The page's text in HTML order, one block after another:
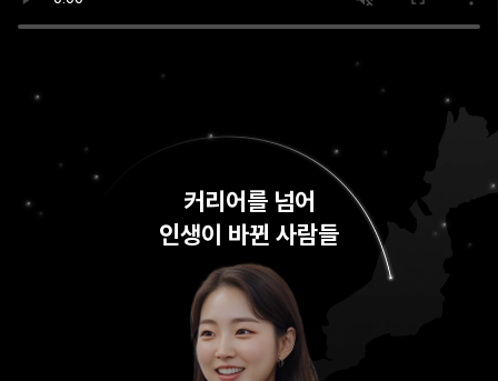
커리어를 넘어
인생이 바뀐 사람들